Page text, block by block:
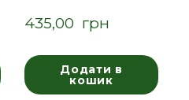
435,00  грн
Додати в
кошик